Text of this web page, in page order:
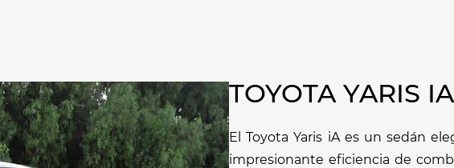
TOYOTA YARIS
El Toyota Yaris iA es un sedán
impresionante eficiencia de